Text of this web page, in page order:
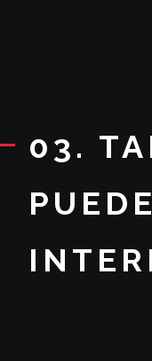
03.
PUEDE